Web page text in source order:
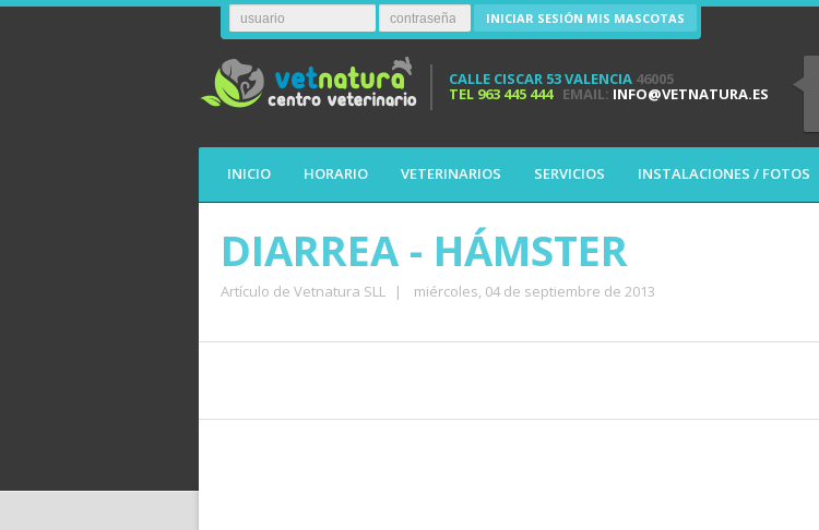
INICIAR SESIÓN MIS MASCOTAS
CALLE CISCAR 53 VALENCIA 46005
TEL 963 445 444EMAIL: INFO@VETNATURA.ES
INICIO HORARIO VETERINARIOS SERVICIOS INSTALACIONES / FOTOS
DIARREA - HÁMSTER
Artículo de Vetnatura SLL | miércoles, 04 de septiembre de 2013